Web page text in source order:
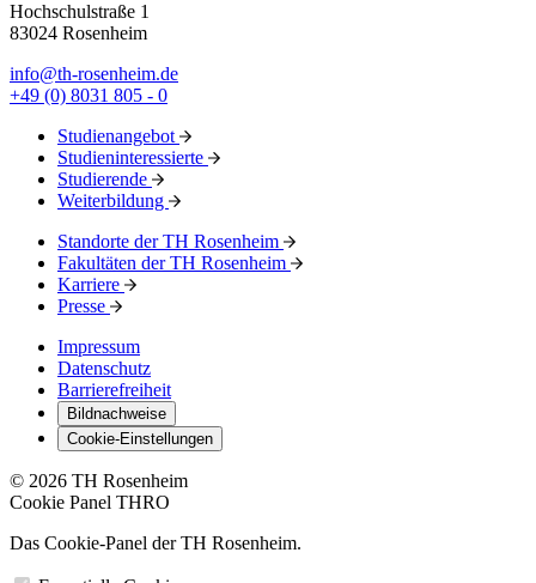
Hochschulstraße 1
83024 Rosenheim
info@th-rosenheim.de
+49 (0) 8031 805 - 0
Studienangebot
Studieninteressierte
Studierende
Weiterbildung
Standorte der TH Rosenheim
Fakultäten der TH Rosenheim
Karriere
Presse
Impressum
Datenschutz
Barrierefreiheit
Bildnachweise
Cookie-Einstellungen
© 2026 TH Rosenheim
Cookie Panel THRO
Das Cookie-Panel der TH Rosenheim.